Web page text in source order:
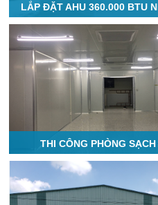
LẮP ĐẶT AHU 360.000 BTU
THI CÔNG PHÒNG